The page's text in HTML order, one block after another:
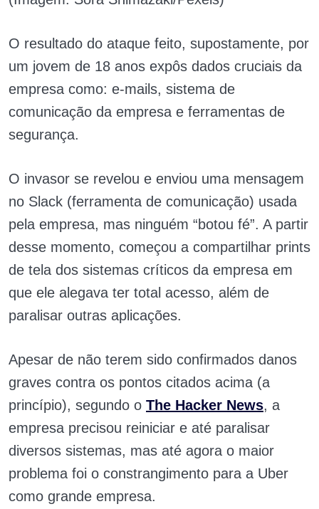
O resultado do ataque feito, supostamente, por
um jovem de 18 anos expôs dados cruciais da
empresa como: e-mails, sistema de
comunicação da empresa e ferramentas de
segurança.
O invasor se revelou e enviou uma mensagem
no Slack (ferramenta de comunicação) usada
pela empresa, mas ninguém “botou fé”. A partir
desse momento, começou a compartilhar prints
de tela dos sistemas críticos da empresa em
que ele alegava ter total acesso, além de
paralisar outras aplicações.
Apesar de não terem sido confirmados danos
graves contra os pontos citados acima (a
princípio), segundo o The Hacker News, a
empresa precisou reiniciar e até paralisar
diversos sistemas, mas até agora o maior
problema foi o constrangimento para a Uber
como grande empresa.